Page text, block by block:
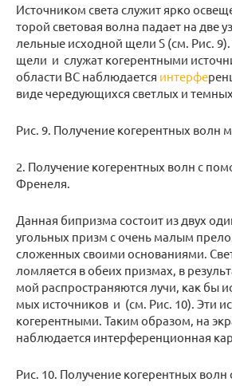
Ис­точ­ни­ком света слу­жит ярко
то­рой све­то­вая волна па­да­ет на две
лель­ные ис­ход­ной щели S (см. Рис.
щели и слу­жат ко­ге­рент­ны­ми
об­ла­сти BC на­блю­да­ет­ся ин­тер­фе
виде че­ре­ду­ю­щих­ся свет­лых и
Рис. 9. По­лу­че­ние ко­ге­рент­ных волн
2. По­лу­че­ние ко­ге­рент­ных волн с
Фре­не­ля.
Дан­ная би­приз­ма со­сто­ит из двух
уголь­ных призм с очень малым
сло­жен­ных сво­и­ми ос­но­ва­ни­я­ми.
лом­ля­ет­ся в обеих приз­мах, в
мой рас­про­стра­ня­ют­ся лучи, как бы
мых ис­точ­ни­ков и (см. Рис. 10). Эти
ко­ге­рент­ны­ми. Таким об­ра­зом, на
на­блю­да­ет­ся ин­тер­фе­рен­ци­он­ная
Рис. 10. По­лу­че­ние ко­ге­рент­ных